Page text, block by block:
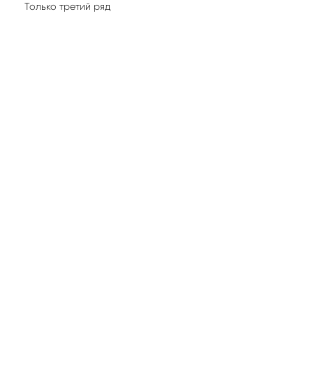
Только третий ряд